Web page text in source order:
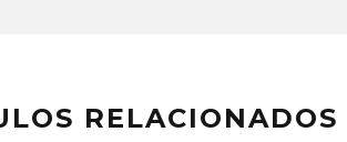
RELACIONADOS